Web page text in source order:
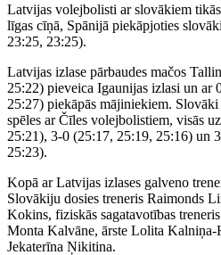
Latvijas volejbolisti ar slovākiem
līgas cīņā, Spānijā piekāpjoties
23:25, 23:25).
Latvijas izlase pārbaudes mačos
25:22) pieveica Igaunijas izlasi un ar
25:27) piekāpās mājiniekiem.
spēles ar Čīles volejbolistiem, visās
25:21), 3-0 (25:17, 25:19, 25:16) un
25:23).
Kopā ar Latvijas izlases galveno
Slovākiju dosies treneris Raimonds
Kokins, fiziskās sagatavotības
Monta Kalvāne, ārste Lolita Kalniņa-
Jekaterīna Ņikitina.